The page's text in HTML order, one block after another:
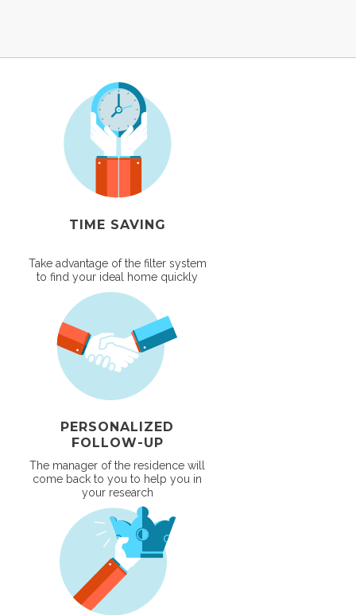
TIME SAVING
Take advantage of the filter system
to find your ideal home quickly
PERSONALIZED
FOLLOW-UP
The manager of the residence will
come back to you to help you in
your research